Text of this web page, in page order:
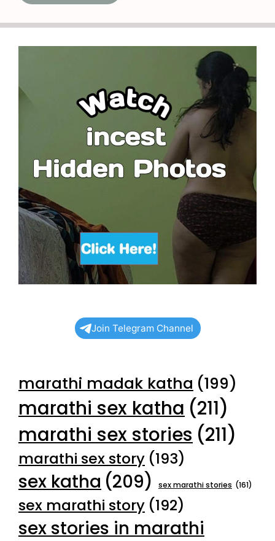
Join Telegram Channel
marathi madak katha (199)
marathi sex katha (211)
marathi sex stories (211)
marathi sex story (193)
sex katha (209) sex marathi stories (161)
sex marathi story (192)
sex stories in marathi